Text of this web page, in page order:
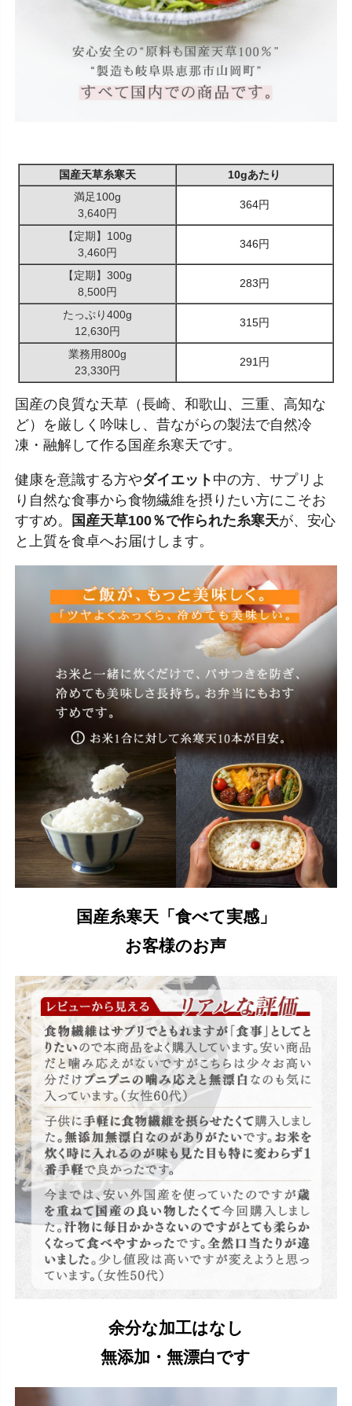
国産天草糸寒天
10gあたり
満足100g
3,640円
364円
【定期】100g
3,460円
346円
【定期】300g
8,500円
283円
たっぷり400g
12,630円
315円
業務用800g
23,330円
291円
国産の良質な天草（長崎、和歌山、三重、高知な
ど）を厳しく吟味し、昔ながらの製法で自然冷
凍・融解して作る国産糸寒天です。
健康を意識する方やダイエット 中の方、サプリよ
り自然な食事から食物繊維を摂りたい方にこそお
すすめ。
国産天草100％で作られた糸寒天が、安心
と上質を食卓へお届けします。
国産糸寒天「食べて実感」
お客様のお声
余分な加工はなし
無添加・無漂白です